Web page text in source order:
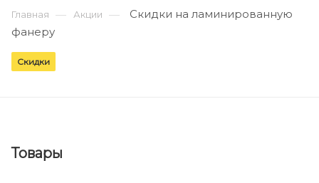
Главная — Акции —
Скидки на ламинированную
фанеру
Скидки
Товары